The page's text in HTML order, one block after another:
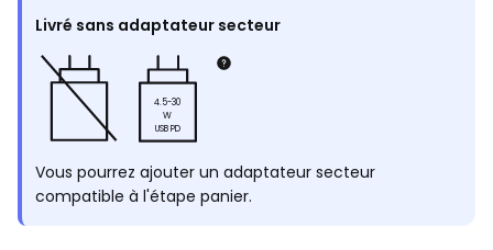
Livré sans adaptateur secteur
4.5-30
W
USB PD
Vous pourrez ajouter un adaptateur secteur
compatible à l'étape panier.